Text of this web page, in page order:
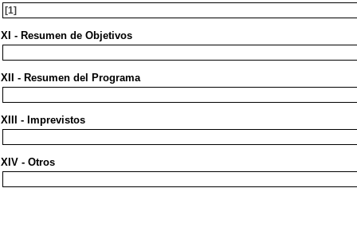
[1]
XI - Resumen de Objetivos
XII - Resumen del Programa
XIII - Imprevistos
XIV - Otros